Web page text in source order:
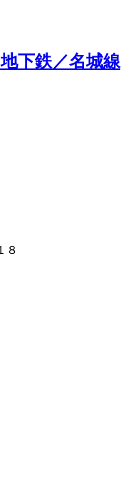
下鉄／名城線
８